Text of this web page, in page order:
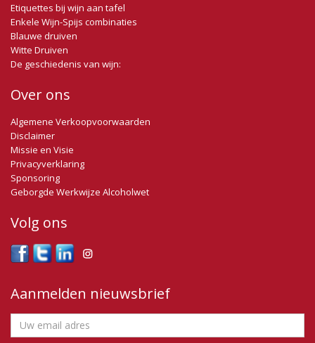
Etiquettes bij wijn aan tafel
Enkele Wijn-Spijs combinaties
Blauwe druiven
Witte Druiven
De geschiedenis van wijn:
Over ons
Algemene Verkoopvoorwaarden
Disclaimer
Missie en Visie
Privacyverklaring
Sponsoring
Geborgde Werkwijze Alcoholwet
Volg ons
Aanmelden nieuwsbrief